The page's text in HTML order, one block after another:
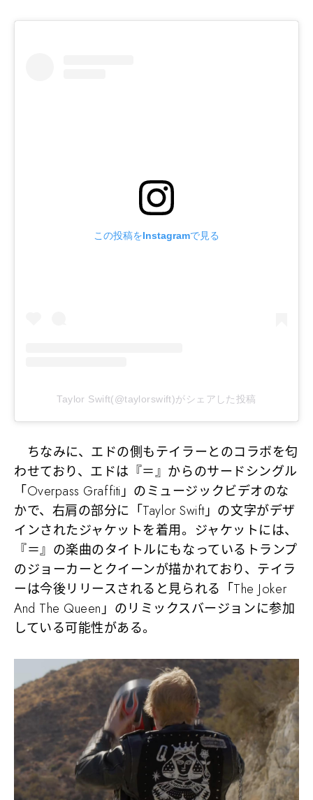
この投稿をInstagramで見る
Taylor Swift(@taylorswift)がシェアした投稿
ちなみに、エドの側もテイラーとのコラボを匂
わせており、エドは『＝』からのサードシングル
「Overpass Graffiti」のミュージックビデオのな
かで、右肩の部分に「Taylor Swift」の文字がデザ
インされたジャケットを着用。ジャケットには、
『＝』の楽曲のタイトルにもなっているトランプ
のジョーカーとクイーンが描かれており、テイラ
ーは今後リリースされると見られる「The Joker
And The Queen」のリミックスバージョンに参加
している可能性がある。